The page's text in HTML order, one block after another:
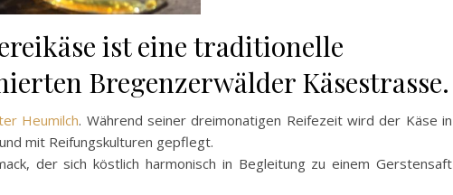
ist eine traditionelle
Bregenzerwälder Käsestrasse.
Heumilch. Während seiner dreimonatigen Reifezeit wird der Käse in
mit Reifungskulturen gepflegt.
der sich köstlich harmonisch in Begleitung zu einem Gerstensaft